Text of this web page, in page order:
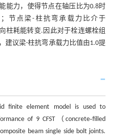
能力，使得节点在轴压比为0.8时
节点梁-柱抗弯承载力比介于
柱耗能转变.因此对于栓连螺栓组
建议梁-柱抗弯承载力比值由1.0提
finite element model is used to
of 9 CFST（concrete‑filled
beam single side bolt joints.